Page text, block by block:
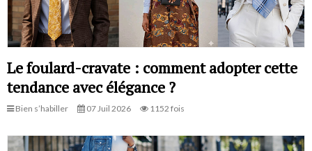
Le foulard-cravate : comment adopter cette
tendance avec élégance ?
Bien s’habiller 07 Juil 2026 1152 fois